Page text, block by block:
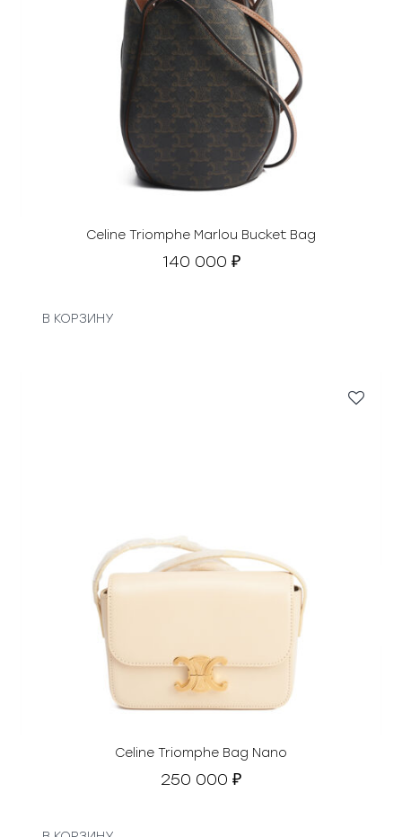
Celine Triomphe Marlou Bucket Bag
140 000 ₽
В КОРЗИНУ
Celine Triomphe Bag Nano
250 000 ₽